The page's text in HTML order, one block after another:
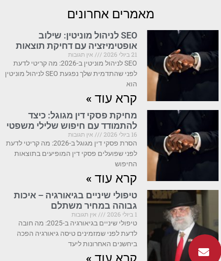
מאמרים אחרונים
SEO לניהול מוניטין: שילוב
אופטימיזציה עם דחיקת תוצאות
21 ביולי 2026
אין תגובות
SEO לניהול מוניטין ב-2026: מה קריטי לדעת
לפני שהתדמית שלך נפגעת SEO לניהול מוניטין
הוא
קרא עוד »
מחיקת פסקי דין מגוגל: כיצד
להתמודד עם חיפוש שלילי משפטי
16 ביולי 2026
אין תגובות
הסרת פסקי דין מגוגל ב-2026: מה קריטי לדעת
לפני שפועלים פסקי דין המופיעים בתוצאות
החיפוש
קרא עוד »
טיפולי שיניים בגיאורגיה – איכות
גבוהה במחיר משתלם
1 ביולי 2026
אין תגובות
טיפולי שיניים בגיאורגיה ב-2025: מה חובה
לדעת לפני שמזמינים טיסה גיאורגיה הפכה
ביחשנים האחרונות ליעד